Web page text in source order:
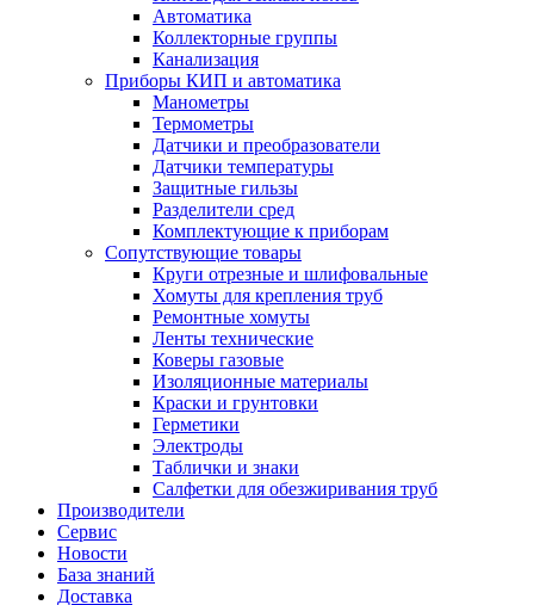
Автоматика
Коллекторные группы
Канализация
Приборы КИП и автоматика
Манометры
Термометры
Датчики и преобразователи
Датчики температуры
Защитные гильзы
Разделители сред
Комплектующие к приборам
Сопутствующие товары
Круги отрезные и шлифовальные
Хомуты для крепления труб
Ремонтные хомуты
Ленты технические
Коверы газовые
Изоляционные материалы
Краски и грунтовки
Герметики
Электроды
Таблички и знаки
Салфетки для обезжиривания труб
Производители
Сервис
Новости
База знаний
Доставка